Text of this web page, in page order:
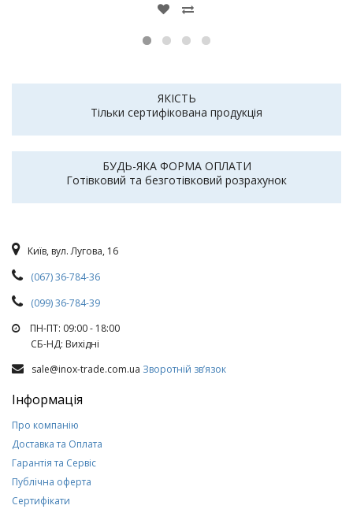
ЯКІСТЬ
Тільки сертифікована продукція
БУДЬ-ЯКА ФОРМА ОПЛАТИ
Готівковий та безготівковий розрахунок
Київ, вул. Лугова, 16
(067) 36-784-36
(099) 36-784-39
ПН-ПТ: 09:00 - 18:00
СБ-НД: Вихiднi
sale@inox-trade.com.ua Зворотній зв’язок
Інформація
Про компанію
Доставка та Оплата
Гарантія та Сервіс
Публічна оферта
Сертифікати